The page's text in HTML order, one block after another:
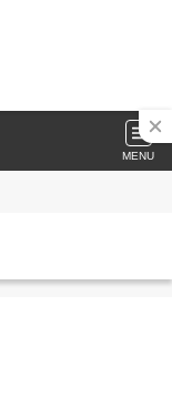
MENU